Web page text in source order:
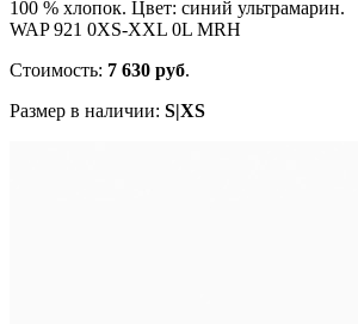
100 % хлопок. Цвет: синий ультрамарин.
WAP 921 0XS-XXL 0L MRH
Стоимость: 7 630 руб.
Размер в наличии: S|XS